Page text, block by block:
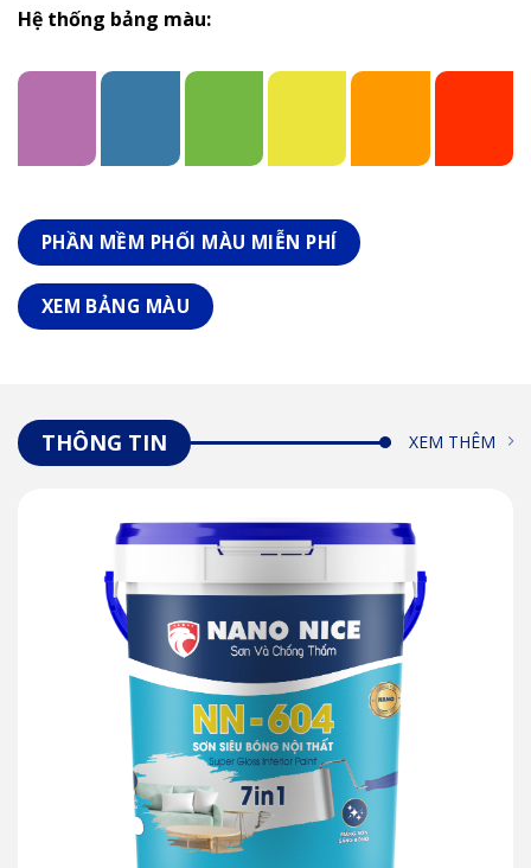
Hệ thống bảng màu:
PHẦN MỀM PHỐI MÀU MIỄN PHÍ
XEM BẢNG MÀU
THÔNG TIN XEM THÊM